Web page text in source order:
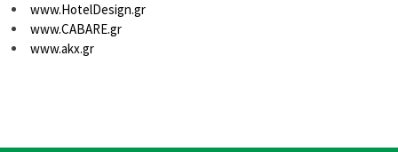
www.HotelDesign.gr
www.CABARE.gr
www.akx.gr